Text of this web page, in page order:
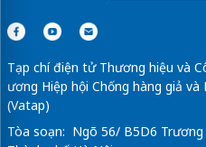
Tạp chí điện tử Thương hiệu và
ương Hiệp hội Chống hàng giả
(Vatap)
Tòa soạn: Ngõ 56/ B5D6 Trương